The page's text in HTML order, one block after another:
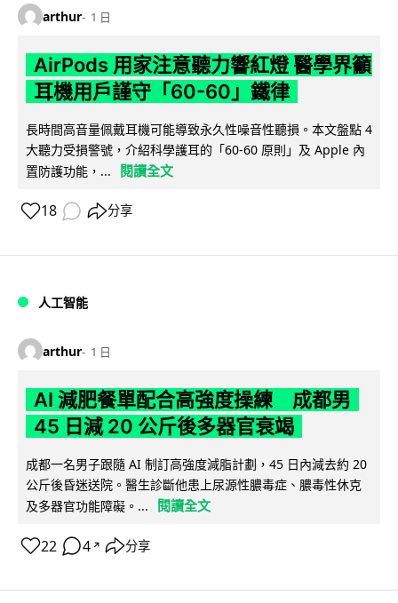
arthur 1 日
AirPods 用家注意聽力響紅燈 醫學界籲
耳機用戶謹守「60-60」鐵律
長時間高音量佩戴耳機可能導致永久性噪音性聽損。本文盤點 4
大聽力受損警號，介紹科學護耳的「60-60 原則」及 Apple 內
置防護功能，...
閱讀全文
18 分享
人工智能
arthur 1 日
AI 減肥餐單配合高強度操練 成都男
45 日減 20 公斤後多器官衰竭
成都一名男子跟隨 AI 制訂高強度減脂計劃，45 日內減去約 20
公斤後昏迷送院。醫生診斷他患上尿源性膿毒症、膿毒性休克
及多器官功能障礙。...
閱讀全文
22 4 ↗ 分享